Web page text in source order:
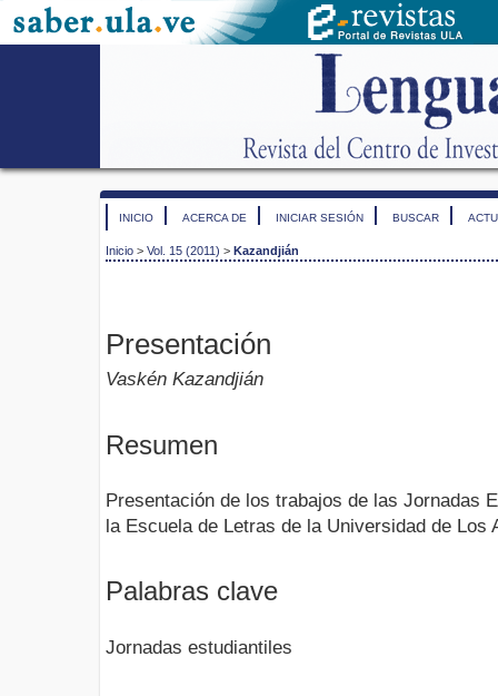
INICIO ACERCA DE INICIAR SESIÓN BUSCAR
Inicio > Vol. 15 (2011) > Kazandjián
Presentación
Vaskén Kazandjián
Resumen
Presentación de los trabajos de las Jornadas
la Escuela de Letras de la Universidad de Los
Palabras clave
Jornadas estudiantiles